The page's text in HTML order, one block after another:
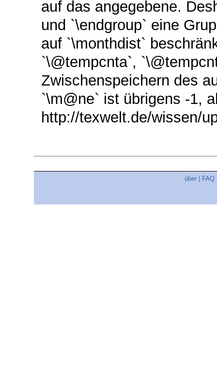
auf das angegebene.
und `\endgroup` eine
auf `\monthdist`
`\@tempcnta`,
Zwischenspeichern des
`\m@ne` ist übrigens -1,
http://texwelt.de/wissen/
über FAQ